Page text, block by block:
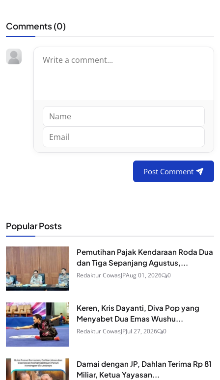
Comments (0)
Post Comment
Popular Posts
Pemutihan Pajak Kendaraan Roda Dua
dan Tiga Sepanjang Agustus,...
Redaktur CowasJPAug 01, 2026 0
Keren, Kris Dayanti, Diva Pop yang
Menyabet Dua Emas Wushu...
Redaktur CowasJPJul 27, 2026 0
Damai dengan JP, Dahlan Terima Rp 81
Miliar, Ketua Yayasan...